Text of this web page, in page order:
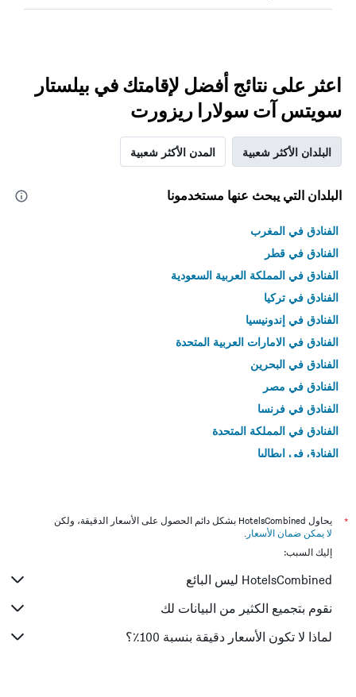
اعثر على نتائج أفضل لإقامتك في بيلستار
سويتس آت سولارا ريزورت
البلدان الأكثر شعبية المدن الأكثر شعبية
البلدان التي يبحث عنها مستخدمونا
الفنادق في المغرب
الفنادق في قطر
الفنادق في المملكة العربية السعودية
الفنادق في تركيا
الفنادق في إندونيسيا
الفنادق في الامارات العربية المتحدة
الفنادق في البحرين
الفنادق في مصر
الفنادق في فرنسا
الفنادق في المملكة المتحدة
الفنادق في إيطاليا
*
يحاول HotelsCombined بشكل دائم الحصول على الأسعار الدقيقة، ولكن
لا يمكن ضمان الأسعار .
إليك السبب:
HotelsCombined ليس البائع
نقوم بتجميع الكثير من البيانات لك
لماذا لا تكون الأسعار دقيقة بنسبة 100٪؟